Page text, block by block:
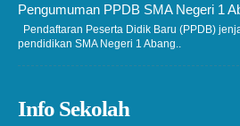
Pengumuman PPDB SMA Negeri 1
Pendaftaran Peserta Didik Baru (PPDB)
pendidikan SMA Negeri 1 Abang..
Info Sekolah